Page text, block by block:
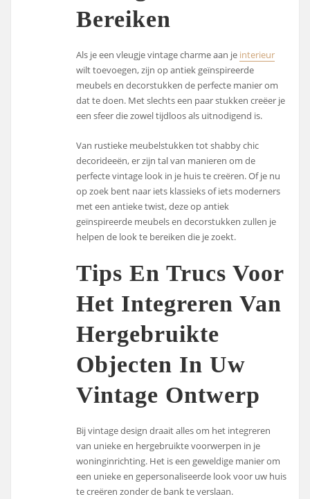
Bereiken
Als je een vleugje vintage charme aan je interieur
wilt toevoegen, zijn op antiek geïnspireerde
meubels en decorstukken de perfecte manier om
dat te doen. Met slechts een paar stukken creëer je
een sfeer die zowel tijdloos als uitnodigend is.
Van rustieke meubelstukken tot shabby chic
decorideeën, er zijn tal van manieren om de
perfecte vintage look in je huis te creëren. Of je nu
op zoek bent naar iets klassieks of iets moderners
met een antieke twist, deze op antiek
geïnspireerde meubels en decorstukken zullen je
helpen de look te bereiken die je zoekt.
Tips En Trucs Voor
Het Integreren Van
Hergebruikte
Objecten In Uw
Vintage Ontwerp
Bij vintage design draait alles om het integreren
van unieke en hergebruikte voorwerpen in je
woninginrichting. Het is een geweldige manier om
een unieke en gepersonaliseerde look voor uw huis
te creëren zonder de bank te verslaan.